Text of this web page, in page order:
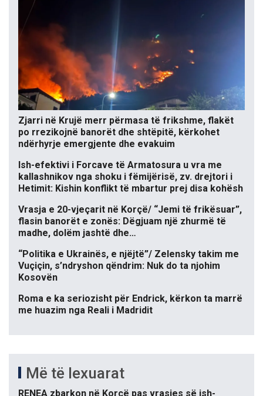
Zjarri në Krujë merr përmasa të frikshme, flakët
po rrezikojnë banorët dhe shtëpitë, kërkohet
ndërhyrje emergjente dhe evakuim
Ish-efektivi i Forcave të Armatosura u vra me
kallashnikov nga shoku i fëmijërisë, zv. drejtori i
Hetimit: Kishin konflikt të mbartur prej disa kohësh
Vrasja e 20-vjeçarit në Korçë/ “Jemi të frikësuar”,
flasin banorët e zonës: Dëgjuam një zhurmë të
madhe, dolëm jashtë dhe…
“Politika e Ukrainës, e njëjtë”/ Zelensky takim me
Vuçiçin, s’ndryshon qëndrim: Nuk do ta njohim
Kosovën
Roma e ka seriozisht për Endrick, kërkon ta marrë
me huazim nga Reali i Madridit
Më të lexuarat
RENEA zbarkon në Korçë pas vrasjes së ish-